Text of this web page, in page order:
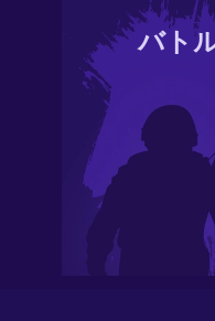
バト